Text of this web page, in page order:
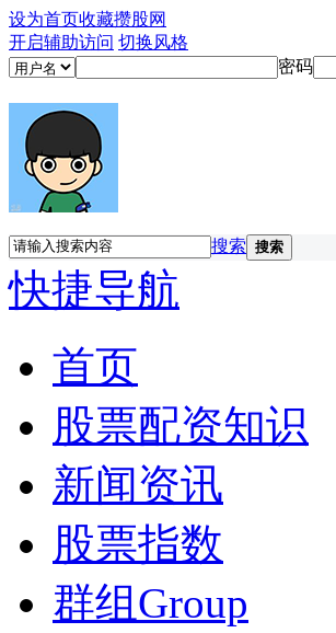
设为首页收藏攒股网
开启辅助访问 切换风格
密码
搜索 搜索
快捷导航
首页
股票配资知识
新闻资讯
股票指数
群组 Group